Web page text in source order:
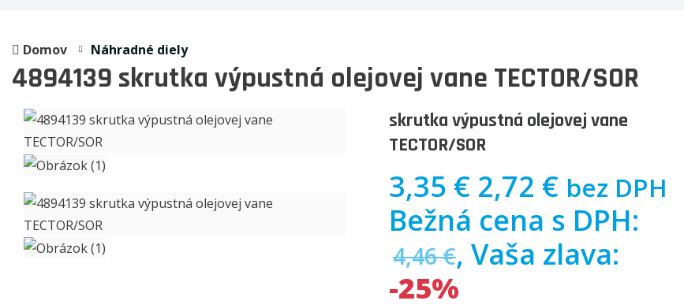
Domov Náhradné diely
4894139 skrutka výpustná olejovej vane TECTOR/SOR
skrutka výpustná olejovej vane
TECTOR/SOR
3,35 € 2,72 € bez DPH
Bežná cena s DPH:
4,46 €, Vaša zlava:
-25%